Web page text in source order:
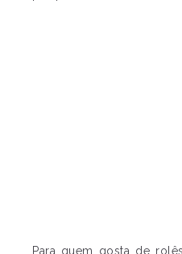
Para quem gosta de